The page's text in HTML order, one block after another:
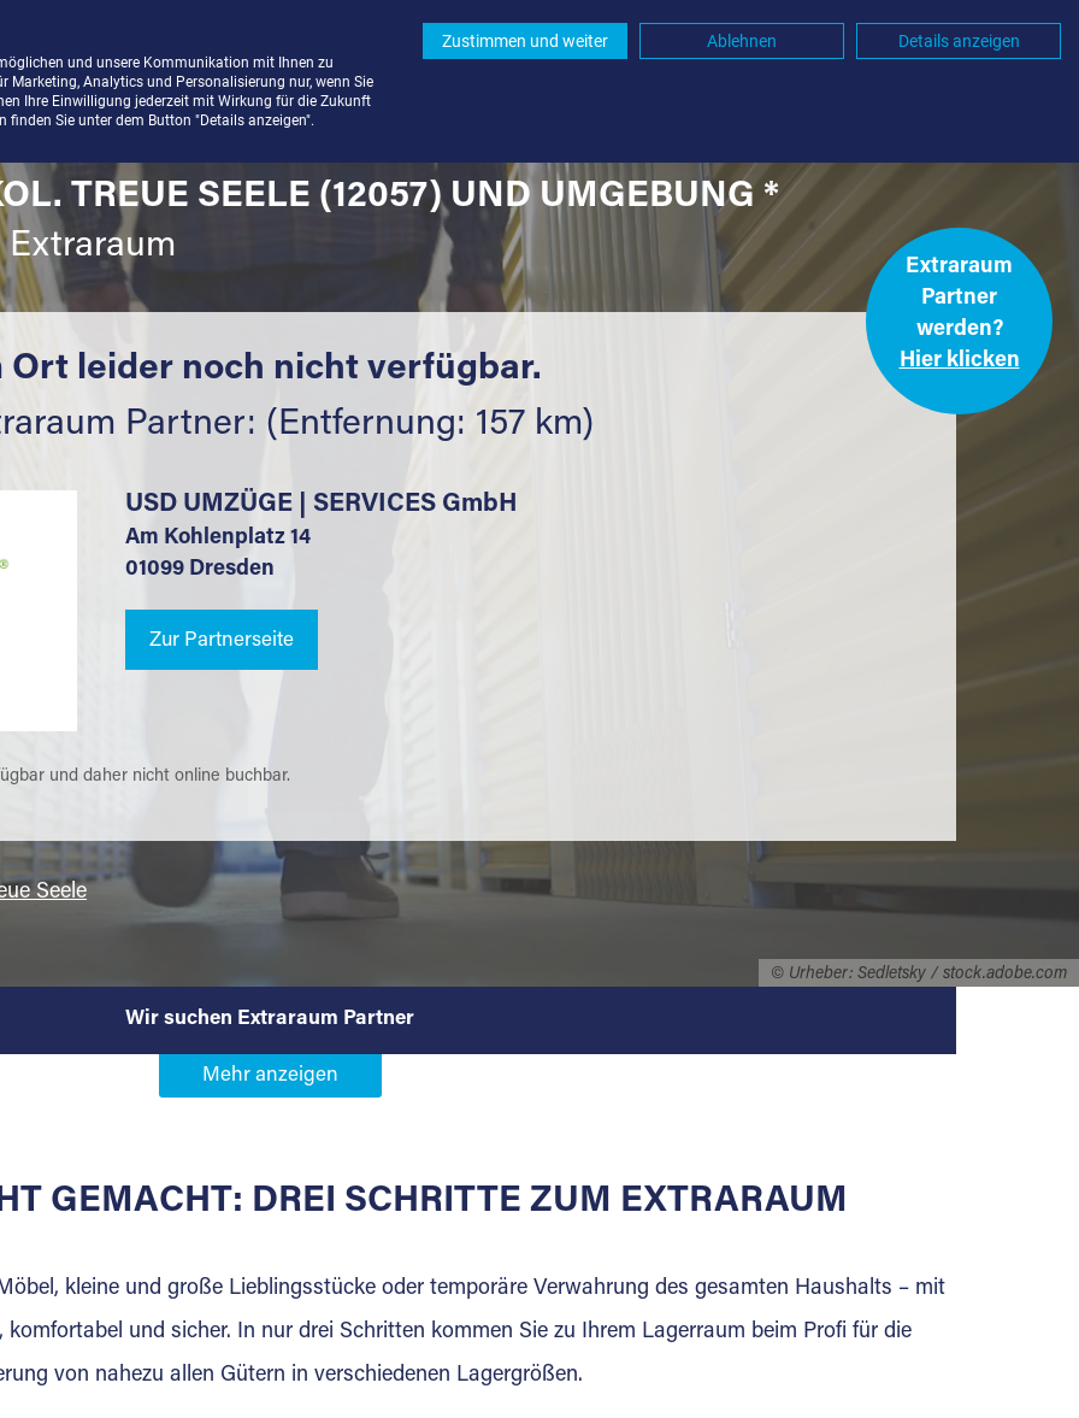
© Urheber: Sedletsky / stock.adobe.com
TREUE SEELE (12057) UND UMGEBUNG *
Extraraum
Partner
werden?
Hier klicken
Ort leider noch nicht verfügbar.
Partner: (Entfernung: 157 km)
USD UMZÜGE | SERVICES GmbH
Am Kohlenplatz 14
01099 Dresden
Zur Partnerseite
und daher nicht online buchbar.
Seele
Wir suchen Extraraum Partner
Partner in
für die Einlagerung von Umzugsgut gebaut wurde? Werden Sie jetzt Extraraum Partner und
GEMACHT: DREI SCHRITTE ZUM EXTRARAUM
kleine und große Lieblingsstücke oder temporäre Verwahrung des gesamten Haushalts – mit
und sicher. In nur drei Schritten kommen Sie zu Ihrem Lagerraum beim Profi für die
von nahezu allen Gütern in verschiedenen Lagergrößen.
und unsere Kommunikation mit Ihnen zu
Marketing, Analytics und Personalisierung nur, wenn Sie
Ihre Einwilligung jederzeit mit Wirkung für die Zukunft
Sie unter dem Button "Details anzeigen".
Zustimmen und weiter Ablehnen Details anzeigen